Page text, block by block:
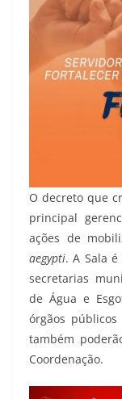
O decreto que
principal
ações de
aegypti. A Sala
secretarias
de Água e
órgãos
também
Coordenação.